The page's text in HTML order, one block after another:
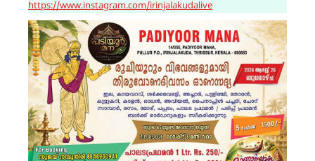
https://www.instagram.com/irinjalakudalive